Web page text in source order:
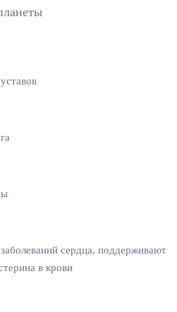
сердца, поддерживают
в крови